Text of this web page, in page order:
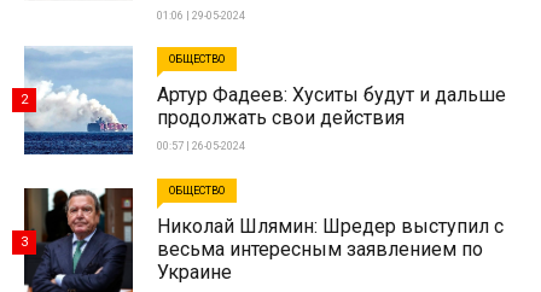
01:06 | 29-05-2024
ОБЩЕСТВО
Артур Фадеев: Хуситы будут и дальше
продолжать свои действия
00:57 | 26-05-2024
2
ОБЩЕСТВО
Николай Шлямин: Шредер выступил с
весьма интересным заявлением по
Украине
3